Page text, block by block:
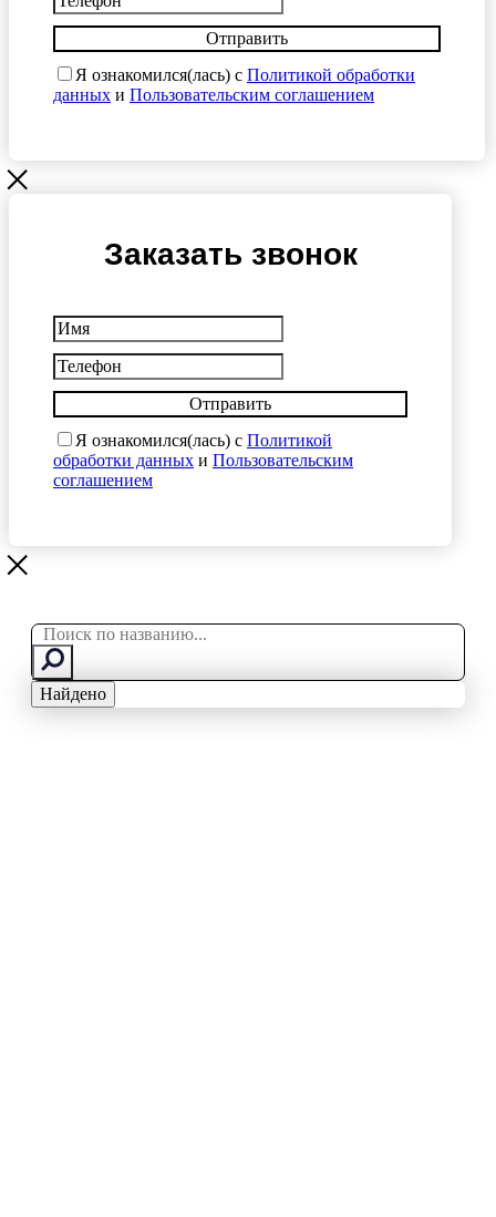
Отправить
Я ознакомился(лась) с Политикой обработки
данных и Пользовательским соглашением
Заказать звонок
Отправить
Я ознакомился(лась) с Политикой
обработки данных и Пользовательским
соглашением
Search
Найдено